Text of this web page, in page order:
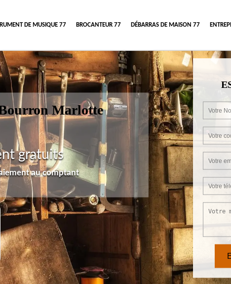
DE MUSIQUE 77 BROCANTEUR 77 DÉBARRAS DE MAISON 77
Marlotte
gratuits
au comptant